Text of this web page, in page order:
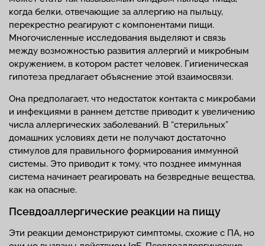
когда белки, отвечающие за аллергию на пыльцу,
перекрестно реагируют с компонентами пищи.
Многочисленные исследования выделяют и связь
между возможностью развития аллергий и микробным
окружением, в котором растет человек. Гигиеническая
гипотеза предлагает объяснение этой взаимосвязи.
Она предполагает, что недостаток контакта с микробами
и инфекциями в раннем детстве приводит к увеличению
числа аллергических заболеваний. В “стерильных”
домашних условиях дети не получают достаточно
стимулов для правильного формирования иммунной
системы. Это приводит к тому, что позднее иммунная
система начинает реагировать на безвредные вещества,
как на опасные.
Псевдоаллергические реакции на пищу
Эти реакции демонстрируют симптомы, схожие с ПА, но